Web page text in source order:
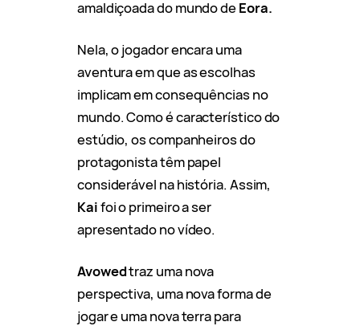
amaldiçoada do mundo deEora.
Nela, o jogador encara uma
aventura em que as escolhas
implicam em consequências no
mundo. Como é característico do
estúdio, os companheiros do
protagonista têm papel
considerável na história. Assim,
Kaifoi o primeiro a ser
apresentado no vídeo.
Avowedtraz uma nova
perspectiva, uma nova forma de
jogar e uma nova terra para